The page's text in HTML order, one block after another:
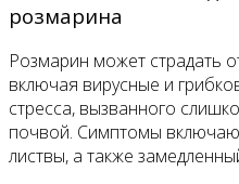
розмарина
Розмарин может страдать
включая вирусные и
стресса, вызванного
почвой. Симптомы
листвы, а также